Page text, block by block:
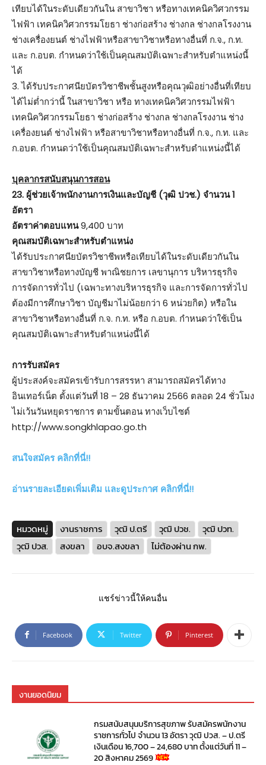
เทียบได้ในระดับเดียวกันใน สาขาวิชา หรือทางเทคนิควิศวกรรม
ไฟฟ้า เทคนิควิศวกรรมโยธา ช่างก่อสร้าง ช่างกล ช่างกลโรงงาน
ช่างเครื่องยนต์ ช่างไฟฟ้าหรือสาขาวิชาหรือทางอื่นที่ ก.จ., ก.ท.
และ ก.อบต. กำหนดว่าใช้เป็นคุณสมบัติเฉพาะสำหรับตำแหน่งนี้
ได้
3. ได้รับประกาศนียบัตรวิชาชีพชั้นสูงหรือคุณวุฒิอย่างอื่นที่เทียบ
ได้ไม่ต่ำกว่านี้ ในสาขาวิชา หรือ ทางเทคนิควิศวกรรมไฟฟ้า
เทคนิควิศวกรรมโยธา ช่างก่อสร้าง ช่างกล ช่างกลโรงงาน ช่าง
เครื่องยนต์ ช่างไฟฟ้า หรือสาขาวิชาหรือทางอื่นที่ ก.จ., ก.ท. และ
ก.อบต. กำหนดว่าใช้เป็นคุณสมบัติเฉพาะสำหรับตำแหน่งนี้ได้
บุคลากรสนับสนุนการสอน
23. ผู้ช่วยเจ้าพนักงานการเงินและบัญชี (วุฒิ ปวช.) จำนวน 1
อัตรา
อัตราค่าตอบแทน9,400 บาท
คุณสมบัติเฉพาะสำหรับตำแหน่ง
ได้รับประกาศนียบัตรวิชาชีพหรือเทียบได้ในระดับเดียวกันใน
สาขาวิชาหรือทางบัญชี พาณิชยการ เลขานุการ บริหารธุรกิจ
การจัดการทั่วไป (เฉพาะทางบริหารธุรกิจ และการจัดการทั่วไป
ต้องมีการศึกษาวิชา บัญชีมาไม่น้อยกว่า 6 หน่วยกิต) หรือใน
สาขาวิชาหรือทางอื่นที่ ก.จ. ก.ท. หรือ ก.อบต. กำหนดว่าใช้เป็น
คุณสมบัติเฉพาะสำหรับตำแหน่งนี้ได้
การรับสมัคร
ผู้ประสงค์จะสมัครเข้ารับการสรรหา สามารถสมัครได้ทาง
อินเทอร์เน็ต ตั้งแต่วันที่ 18 – 28 ธันวาคม 2566 ตลอด 24 ชั่วโมง
ไม่เว้นวันหยุดราชการ ตามขั้นตอน ทางเว็บไซต์
http://www.songkhlapao.go.th
สนใจสมัคร คลิกที่นี่!!
อ่านรายละเอียดเพิ่มเติม และดูประกาศ คลิกที่นี่!!
หมวดหมู่ งานราชการ วุฒิ ป.ตรี วุฒิ ปวช.
วุฒิ ปวท.
วุฒิ ปวส.
สงขลา อบจ.สงขลา ไม่ต้องผ่าน กพ.
แชร์ข่าวนี้ให้คนอื่น
Facebook Twitter Pinterest
งานยอดนิยม
กรมสนับสนุนบริการสุขภาพ รับสมัครพนักงาน
ราชการทั่วไป จำนวน 13 อัตรา วุฒิ ปวส. – ป.ตรี
เงินเดือน 16,700 – 24,680 บาท ตั้งแต่วันที่ 11 –
20 สิงหาคม 2569